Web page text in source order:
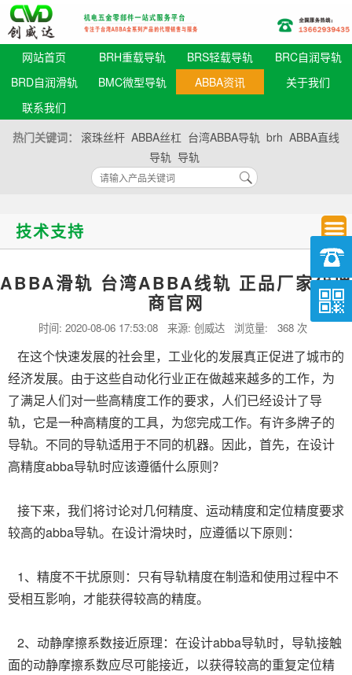
网站首页 BRH重载导轨 BRS轻载导轨
BRC自润导轨
BRD自润滑轨
BMC微型导轨 ABBA资讯
关于我们
联系我们
热门关键词： 滚珠丝杆 ABBA丝杠 台湾ABBA导轨 brh ABBA直线
导轨 导轨
技术支持
ABBA滑轨 台湾ABBA线轨 正品厂家代理
商官网
时间: 2020-08-06 17:53:08 来源: 创威达 浏览量: 368 次
在这个快速发展的社会里，工业化的发展真正促进了城市的
经济发展。由于这些自动化行业正在做越来越多的工作，为
了满足人们对一些高精度工作的要求，人们已经设计了导
轨，它是一种高精度的工具，为您完成工作。有许多牌子的
导轨。不同的导轨适用于不同的机器。因此，首先，在设计
高精度abba导轨时应该遵循什么原则？
接下来，我们将讨论对几何精度、运动精度和定位精度要求
较高的abba导轨。在设计滑块时，应遵循以下原则：
1、精度不干扰原则：只有导轨精度在制造和使用过程中不
受相互影响，才能获得较高的精度。
2、动静摩擦系数接近原理：在设计abba导轨时，导轨接触
面的动静摩擦系数应尽可能接近，以获得较高的重复定位精